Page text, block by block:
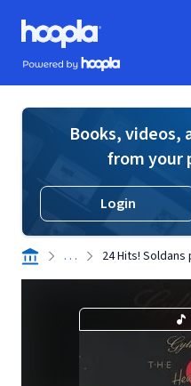
Skip to main content
Hoopla logo
Powered by Hoopla
Books, videos,
from your
Login
. . . 24 Hits!